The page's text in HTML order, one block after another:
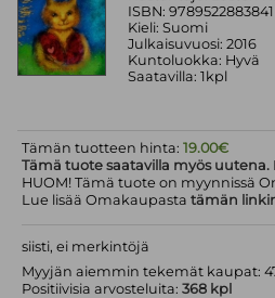
ISBN: 9789522883841
Kieli: Suomi
Julkaisuvuosi: 2016
Kuntoluokka: Hyvä
Saatavilla: 1kpl
Tämän tuotteen hinta:19.00€
Tämä tuote saatavilla myös uutena.
HUOM! Tämä tuote on myynnissä
Lue lisää Omakaupastatämän
siisti, ei merkintöjä
Myyjän aiemmin tekemät kaupat:
Positiivisia arvosteluita:368 kpl